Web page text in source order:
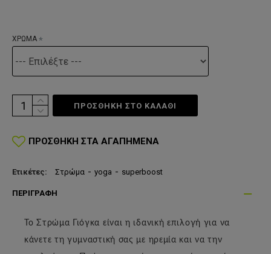
ΧΡΩΜΑ
ΠΡΟΣΘΗΚΗ ΣΤΟ ΚΑΛΆΘΙ
ΠΡΟΣΘΉΚΗ ΣΤΑ ΑΓΑΠΗΜΈΝΑ
Ετικέτες: Στρώμα - yoga - superboost
ΠΕΡΙΓΡΑΦΉ
Το Στρώμα Γιόγκα είναι η ιδανική επιλογή για να
κάνετε τη γυμναστική σας με ηρεμία και να την